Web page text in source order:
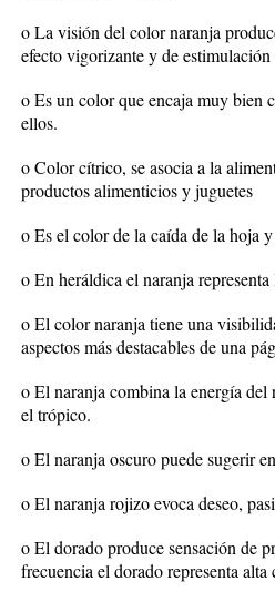
o La visión del color naranja
efecto vigorizante y de
o Es un color que encaja muy bien
ellos.
o Color cítrico, se asocia a la
productos alimenticios y juguetes
o Es el color de la caída de la hoja
o En heráldica el naranja
o El color naranja tiene una
aspectos más destacables de una
o El naranja combina la energía
el trópico.
o El naranja oscuro puede sugerir
o El naranja rojizo evoca deseo,
o El dorado produce sensación de
frecuencia el dorado representa alta